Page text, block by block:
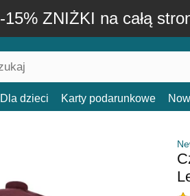
-15% ZNIŻKI na całą
Dla dzieci Karty podarunkowe